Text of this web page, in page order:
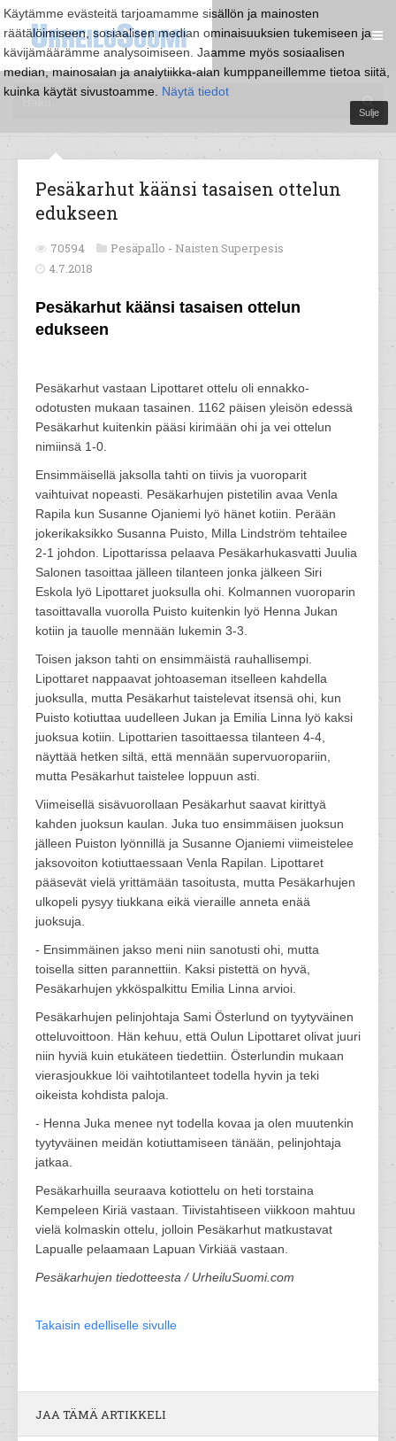
Käytämme evästeitä tarjoamamme sisällön ja mainosten
räätälöimiseen, sosiaalisen median ominaisuuksien tukemiseen ja
kävijämäärämme analysoimiseen. Jaamme myös sosiaalisen
median, mainosalan ja analytiikka-alan kumppaneillemme tietoa siitä,
kuinka käytät sivustoamme. Näytä tiedot
Sulje
Pesäkarhut käänsi tasaisen ottelun
edukseen
70594 Pesäpallo - Naisten Superpesis
4.7.2018
Pesäkarhut käänsi tasaisen ottelun
edukseen
Pesäkarhut vastaan Lipottaret ottelu oli ennakko-
odotusten mukaan tasainen. 1162 päisen yleisön edessä
Pesäkarhut kuitenkin pääsi kirimään ohi ja vei ottelun
nimiinsä 1-0.
Ensimmäisellä jaksolla tahti on tiivis ja vuoroparit
vaihtuivat nopeasti. Pesäkarhujen pistetilin avaa Venla
Rapila kun Susanne Ojaniemi lyö hänet kotiin. Perään
jokerikaksikko Susanna Puisto, Milla Lindström tehtailee
2-1 johdon. Lipottarissa pelaava Pesäkarhukasvatti Juulia
Salonen tasoittaa jälleen tilanteen jonka jälkeen Siri
Eskola lyö Lipottaret juoksulla ohi. Kolmannen vuoroparin
tasoittavalla vuorolla Puisto kuitenkin lyö Henna Jukan
kotiin ja tauolle mennään lukemin 3-3.
Toisen jakson tahti on ensimmäistä rauhallisempi.
Lipottaret nappaavat johtoaseman itselleen kahdella
juoksulla, mutta Pesäkarhut taistelevat itsensä ohi, kun
Puisto kotiuttaa uudelleen Jukan ja Emilia Linna lyö kaksi
juoksua kotiin. Lipottarien tasoittaessa tilanteen 4-4,
näyttää hetken siltä, että mennään supervuoropariin,
mutta Pesäkarhut taistelee loppuun asti.
Viimeisellä sisävuorollaan Pesäkarhut saavat kirittyä
kahden juoksun kaulan. Juka tuo ensimmäisen juoksun
jälleen Puiston lyönnillä ja Susanne Ojaniemi viimeistelee
jaksovoiton kotiuttaessaan Venla Rapilan. Lipottaret
pääsevät vielä yrittämään tasoitusta, mutta Pesäkarhujen
ulkopeli pysyy tiukkana eikä vieraille anneta enää
juoksuja.
- Ensimmäinen jakso meni niin sanotusti ohi, mutta
toisella sitten parannettiin. Kaksi pistettä on hyvä,
Pesäkarhujen ykköspalkittu Emilia Linna arvioi.
Pesäkarhujen pelinjohtaja Sami Österlund on tyytyväinen
otteluvoittoon. Hän kehuu, että Oulun Lipottaret olivat juuri
niin hyviä kuin etukäteen tiedettiin. Österlundin mukaan
vierasjoukkue löi vaihtotilanteet todella hyvin ja teki
oikeista kohdista paloja.
- Henna Juka menee nyt todella kovaa ja olen muutenkin
tyytyväinen meidän kotiuttamiseen tänään, pelinjohtaja
jatkaa.
Pesäkarhuilla seuraava kotiottelu on heti torstaina
Kempeleen Kiriä vastaan. Tiivistahtiseen viikkoon mahtuu
vielä kolmaskin ottelu, jolloin Pesäkarhut matkustavat
Lapualle pelaamaan Lapuan Virkiää vastaan.
Pesäkarhujen tiedotteesta / UrheiluSuomi.com
Takaisin edelliselle sivulle
JAA TÄMÄ ARTIKKELI